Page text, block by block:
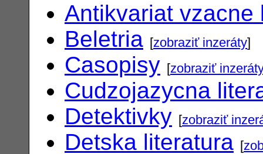
Antikvariat vzacne
Beletria [zobraziť inzeráty]
Casopisy [zobraziť
Cudzojazycna
Detektivky [zobraziť
Detska literatura [